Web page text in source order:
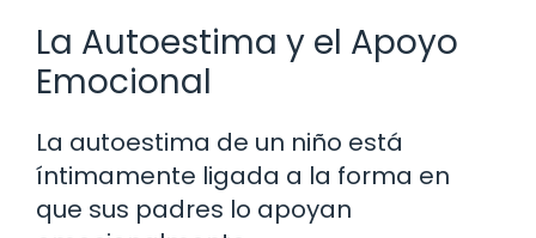
La Autoestima y el Apoyo
Emocional
La autoestima de un niño está
íntimamente ligada a la forma en
que sus padres lo apoyan